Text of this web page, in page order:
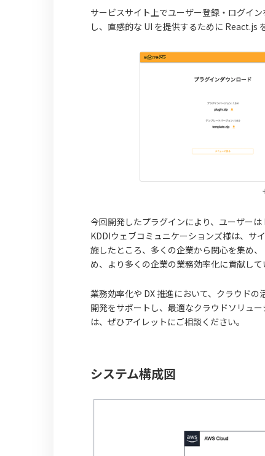
サービスサイト上でユーザー登録・ログイ
し、直感的な UI を提供するために React.js
今回開発したプラグインにより、ユーザー
KDDIウェブコミュニケーションズ様は、サ
施したところ、多くの企業から関心を集め
め、より多くの企業の業務効率化に貢献して
業務効率化や DX 推進において、クラウド
開発をサポートし、最適なクラウドソリュ
は、ぜひアイレットにご相談ください。
システム構成図